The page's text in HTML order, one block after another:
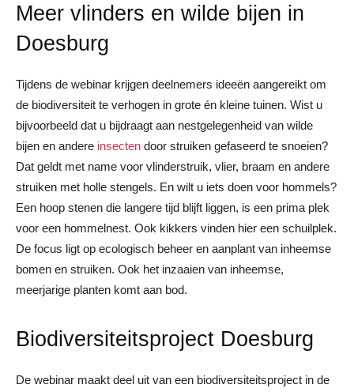
Meer vlinders en wilde bijen in
Doesburg
Tijdens de webinar krijgen deelnemers ideeën aangereikt om
de biodiversiteit te verhogen in grote én kleine tuinen. Wist u
bijvoorbeeld dat u bijdraagt aan nestgelegenheid van wilde
bijen en andere insecten door struiken gefaseerd te snoeien?
Dat geldt met name voor vlinderstruik, vlier, braam en andere
struiken met holle stengels. En wilt u iets doen voor hommels?
Een hoop stenen die langere tijd blijft liggen, is een prima plek
voor een hommelnest. Ook kikkers vinden hier een schuilplek.
De focus ligt op ecologisch beheer en aanplant van inheemse
bomen en struiken. Ook het inzaaien van inheemse,
meerjarige planten komt aan bod.
Biodiversiteitsproject Doesburg
De webinar maakt deel uit van een biodiversiteitsproject in de